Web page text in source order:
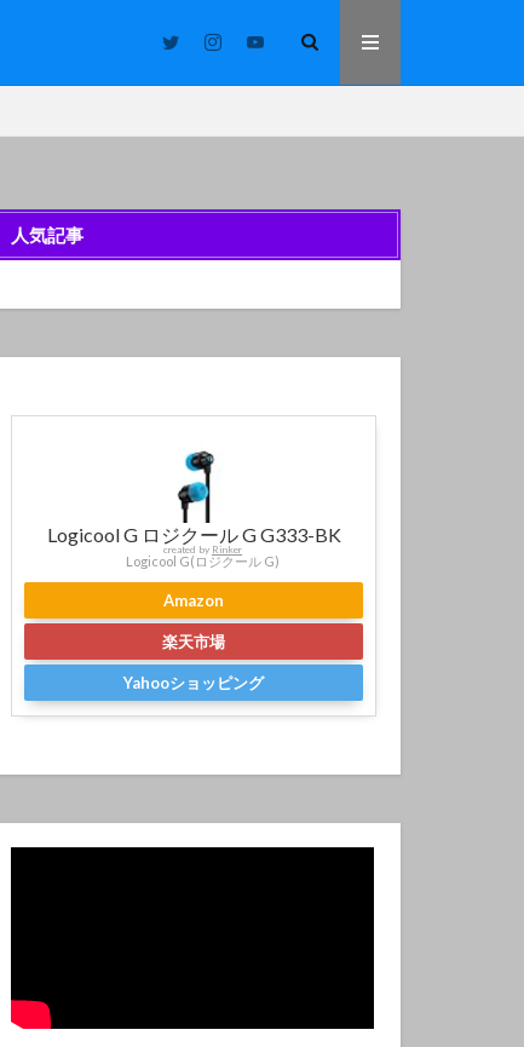
人気記事
Logicool G ロジクール G G333-BK
created by Rinker
Logicool G(ロジクール G)
Amazon
楽天市場
Yahooショッピング